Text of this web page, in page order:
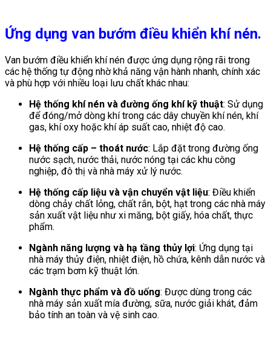
Ứng dụng van bướm điều khiển khí nén.
Van bướm điều khiển khí nén được ứng dụng rộng rãi trong
các hệ thống tự động nhờ khả năng vận hành nhanh, chính xác
và phù hợp với nhiều loại lưu chất khác nhau:
Hệ thống khí nén và đường ống khí kỹ thuật: Sử dụng
để đóng/mở dòng khí trong các dây chuyền khí nén, khí
gas, khí oxy hoặc khí áp suất cao, nhiệt độ cao.
Hệ thống cấp – thoát nước: Lắp đặt trong đường ống
nước sạch, nước thải, nước nóng tại các khu công
nghiệp, đô thị và nhà máy xử lý nước.
Hệ thống cấp liệu và vận chuyển vật liệu: Điều khiển
dòng chảy chất lỏng, chất rắn, bột, hạt trong các nhà máy
sản xuất vật liệu như xi măng, bột giấy, hóa chất, thực
phẩm.
Ngành năng lượng và hạ tầng thủy lợi: Ứng dụng tại
nhà máy thủy điện, nhiệt điện, hồ chứa, kênh dẫn nước và
các trạm bơm kỹ thuật lớn.
Ngành thực phẩm và đồ uống: Được dùng trong các
nhà máy sản xuất mía đường, sữa, nước giải khát, đảm
bảo tính an toàn và vệ sinh cao.